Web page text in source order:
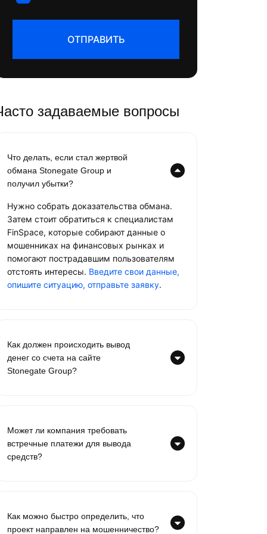
ОТПРАВИТЬ
задаваемые вопросы
Что делать, если стал жертвой
обмана Stonegate Group и
получил убытки?
Нужно собрать доказательства обмана.
Затем стоит обратиться к специалистам
FinSpace, которые собирают данные о
мошенниках на финансовых рынках и
помогают пострадавшим пользователям
отстоять интересы. Введите свои данные,
опишите ситуацию, отправьте заявку.
Как должен происходить вывод
денег со счета на сайте
Stonegate Group?
Может ли компания требовать
встречные платежи для вывода
средств?
Как можно быстро определить, что
проект направлен на мошенничество?